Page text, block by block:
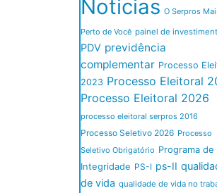
Noticias O Serpros
Perto de Você painel de
PDV previdência
complementar Processo
2023 Processo Eleitoral
Processo Eleitoral 2026
processo eleitoral serpros 2016
Processo Seletivo 2026 Processo
Seletivo Obrigatório Programa de
Integridade PS-I ps-II
de vida qualidade de vida no